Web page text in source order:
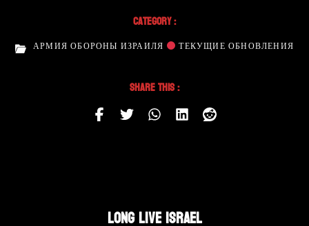
Category :
АРМИЯ ОБОРОНЫ ИЗРАИЛЯ ТЕКУЩИЕ ОБНОВЛЕНИЯ
Share This :
LONG LIVE ISRAEL